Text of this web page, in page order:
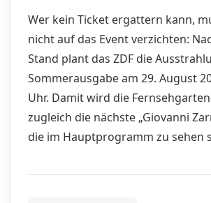
Wer kein Ticket ergattern kann,
nicht auf das Event verzichten:
Stand plant das ZDF die
Sommerausgabe am 29. August
Uhr. Damit wird die
zugleich die nächste „Giovanni
die im Hauptprogramm zu sehen